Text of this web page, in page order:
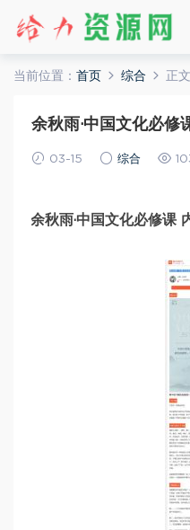
当前位置： 首页 综合 正文
余秋雨·中国文化必
03-15 综合
余秋雨·中国文化必修课